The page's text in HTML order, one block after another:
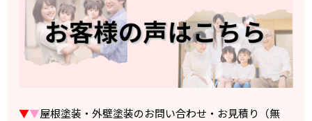
▼▼屋根塗装・外壁塗装のお問い合わせ・お見積り（無